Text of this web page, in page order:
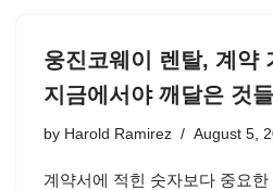
웅진코웨이 렌탈, 계약
지금에서야 깨달은 것들
by Harold Ramirez August 5,
계약서에 적힌 숫자보다 중요